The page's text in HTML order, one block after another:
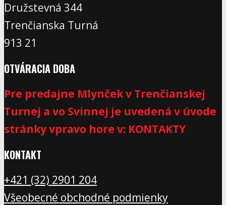
Družstevná 344
Trenčianska Turná
913 21
OTVÁRACIA DOBA
Pre predajne Mlynček v Trenčianskej
Turnej a vo Svinnej je uvedená v úvode
stránky vpravo hore v: KONTAKTY
KONTAKT
+421 (32) 2901 204
Všeobecné obchodné podmienky